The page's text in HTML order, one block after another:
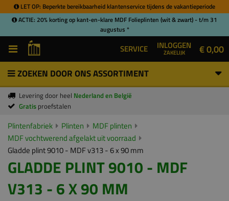
LET OP: Beperkte bereikbaarheid klantenservice tijdens de vakantieperiode
ACTIE: 20% korting op kant-en-klare MDF Folieplinten (wit & zwart) - t/m 31
augustus *
SERVICE INLOGGEN
ZAKELIJK € 0,00
ZOEKEN DOOR ONS ASSORTIMENT
Levering door heel Nederland en België
Gratis proefstalen
Plintenfabriek Plinten
MDF plinten
MDF vochtwerend afgelakt uit voorraad
Gladde plint 9010 - MDF v313 - 6 x 90 mm
GLADDE PLINT 9010 - MDF
V313 - 6 X 90 MM